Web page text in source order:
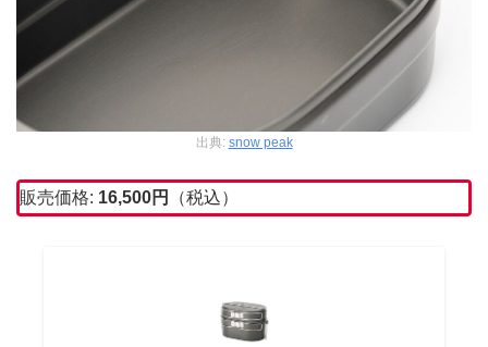
出典: snow peak
販売価格: 16,500円 （税込）